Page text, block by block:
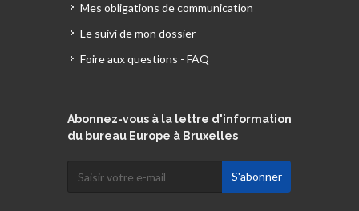
Mes obligations de communication
Le suivi de mon dossier
Foire aux questions - FAQ
Abonnez-vous à la lettre d'information
du bureau Europe à Bruxelles